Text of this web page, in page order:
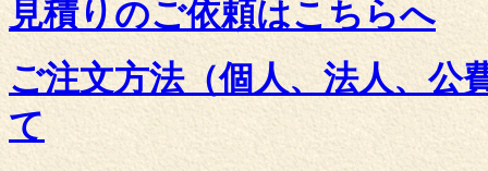
見積りのご依頼はこちらへ
ご注文方法（個人、法人、公
て